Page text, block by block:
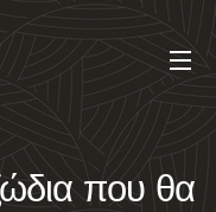
που θα